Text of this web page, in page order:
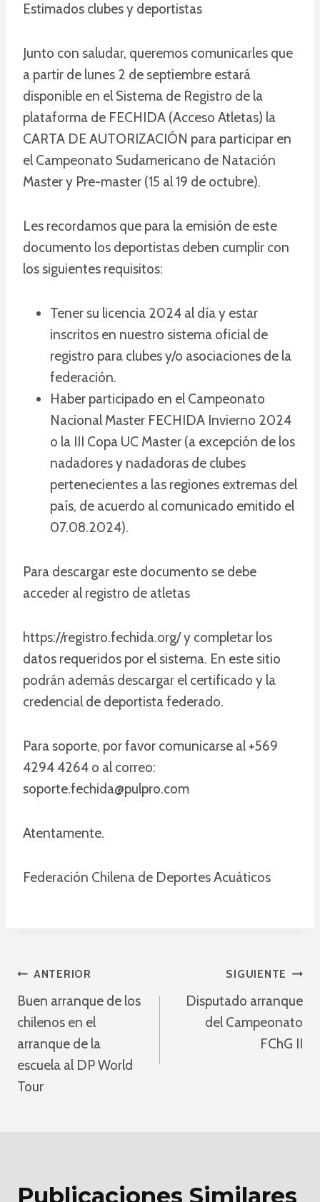
Estimados clubes y deportistas
Junto con saludar, queremos comunicarles que
a partir de lunes 2 de septiembre estará
disponible en el Sistema de Registro de la
plataforma de FECHIDA (Acceso Atletas) la
CARTA DE AUTORIZACIÓN para participar en
el Campeonato Sudamericano de Natación
Master y Pre-master (15 al 19 de octubre).
Les recordamos que para la emisión de este
documento los deportistas deben cumplir con
los siguientes requisitos:
Tener su licencia 2024 al día y estar
inscritos en nuestro sistema oficial de
registro para clubes y/o asociaciones de la
federación.
Haber participado en el Campeonato
Nacional Master FECHIDA Invierno 2024
o la III Copa UC Master (a excepción de los
nadadores y nadadoras de clubes
pertenecientes a las regiones extremas del
país, de acuerdo al comunicado emitido el
07.08.2024).
Para descargar este documento se debe
acceder al registro de atletas
https://registro.fechida.org/ y completar los
datos requeridos por el sistema. En este sitio
podrán además descargar el certificado y la
credencial de deportista federado.
Para soporte, por favor comunicarse al +569
4294 4264 o al correo:
soporte.fechida@pulpro.com
Atentamente.
Federación Chilena de Deportes Acuáticos
Navegación
De
Entradas
ANTERIOR
Buen arranque de los
chilenos en el
arranque de la
escuela al DP World
Tour
SIGUIENTE
Disputado arranque
del Campeonato
FChG II
Publicaciones Similares